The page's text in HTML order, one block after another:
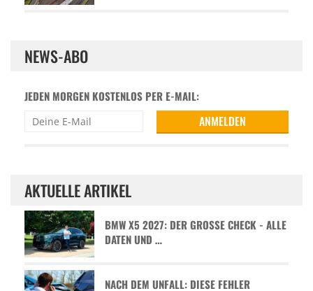
NEWS-ABO
JEDEN MORGEN KOSTENLOS PER E-MAIL:
AKTUELLE ARTIKEL
BMW X5 2027: DER GROSSE CHECK - ALLE D
ATEN UND …
NACH DEM UNFALL: DIESE FEHLER